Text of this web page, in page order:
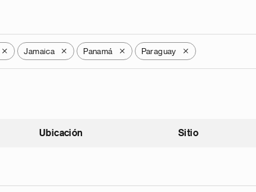
X Jamaica X Panamá X Paraguay X
Ubicación Sitio